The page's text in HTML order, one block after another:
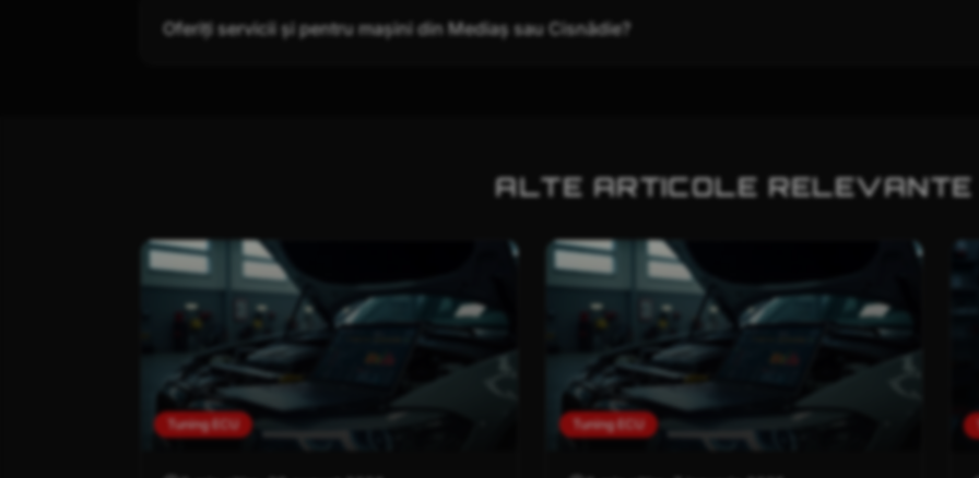
Oferiți servicii și pentru mașini din Mediaș sau Cisnădie?
ALTE ARTICOLE RELEVANTE
Tuning ECU Tuning ECU